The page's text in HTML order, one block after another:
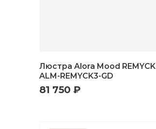
быстрый просмотр
Люстра Alora Mood REMYCK
ALM-REMYCK3-GD
81 750 ₽